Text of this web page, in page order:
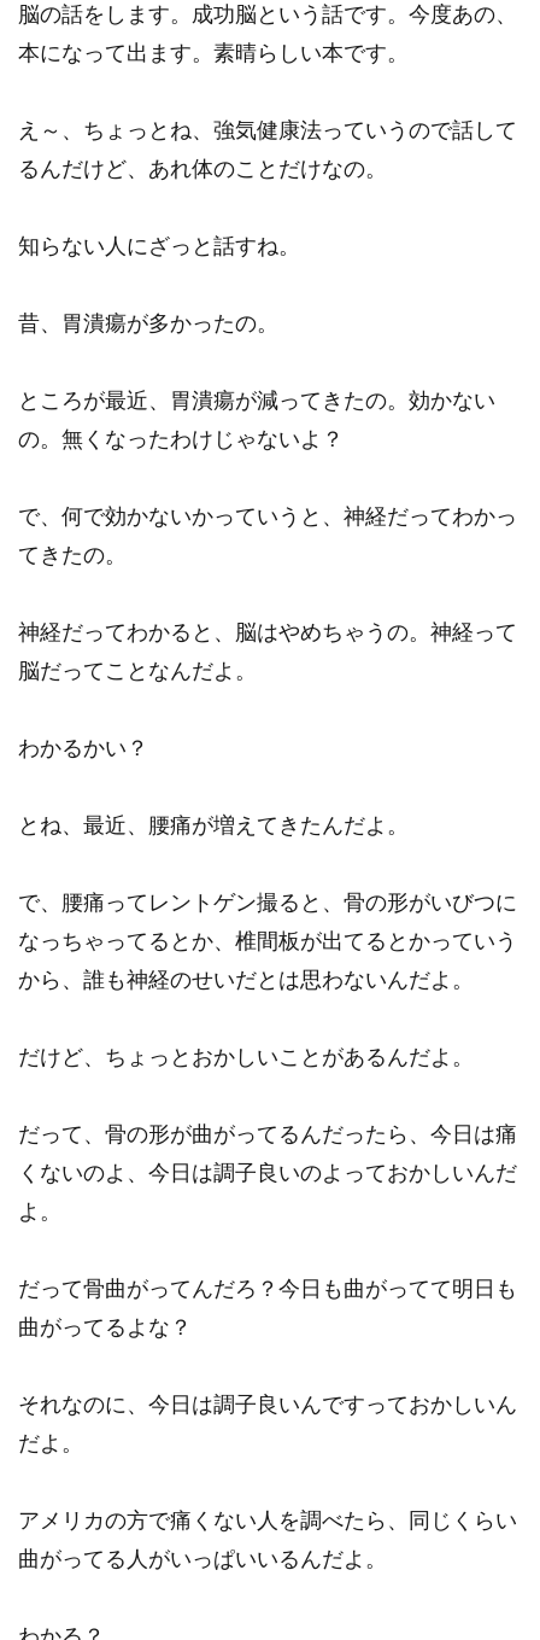
脳の話をします。成功脳という話です。今度あの、
本になって出ます。素晴らしい本です。
え～、ちょっとね、強気健康法っていうので話して
るんだけど、あれ体のことだけなの。
知らない人にざっと話すね。
昔、胃潰瘍が多かったの。
ところが最近、胃潰瘍が減ってきたの。効かない
の。無くなったわけじゃないよ？
で、何で効かないかっていうと、神経だってわかっ
てきたの。
神経だってわかると、脳はやめちゃうの。神経って
脳だってことなんだよ。
わかるかい？
とね、最近、腰痛が増えてきたんだよ。
で、腰痛ってレントゲン撮ると、骨の形がいびつに
なっちゃってるとか、椎間板が出てるとかっていう
から、誰も神経のせいだとは思わないんだよ。
だけど、ちょっとおかしいことがあるんだよ。
だって、骨の形が曲がってるんだったら、今日は痛
くないのよ、今日は調子良いのよっておかしいんだ
よ。
だって骨曲がってんだろ？今日も曲がってて明日も
曲がってるよな？
それなのに、今日は調子良いんですっておかしいん
だよ。
アメリカの方で痛くない人を調べたら、同じくらい
曲がってる人がいっぱいいるんだよ。